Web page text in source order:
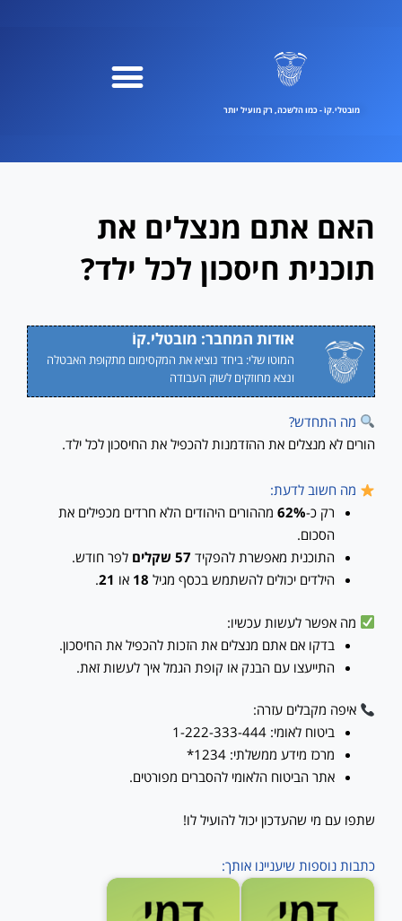
מובטלי.קוֹ - כמו הלשכה, רק מועיל יותר
האם אתם מנצלים את
תוכנית חיסכון לכל ילד?
אודות המחבר: מובטלי.קוֹ
המוטו שלי: ביחד נוציא את המקסימום מתקופת האבטלה
ונצא מחוזקים לשוק העבודה
מה התחדש?
הורים לא מנצלים את ההזדמנות להכפיל את החיסכון לכל ילד.
מה חשוב לדעת:
רק כ-62% מההורים היהודים הלא חרדים מכפילים את
הסכום.
התוכנית מאפשרת להפקיד 57 שקלים
לפר חודש.
הילדים יכולים להשתמש בכסף מגיל 18 או 21
.
מה אפשר לעשות עכשיו:
בדקו אם אתם מנצלים את הזכות להכפיל את החיסכון.
התייעצו עם הבנק או קופת הגמל איך לעשות זאת.
איפה מקבלים עזרה:
ביטוח לאומי: 1-222-333-444
מרכז מידע ממשלתי: 1234*
אתר הביטוח הלאומי להסברים מפורטים.
שתפו עם מי שהעדכון יכול להועיל לו!
כתבות נוספות שיעניינו אותך: